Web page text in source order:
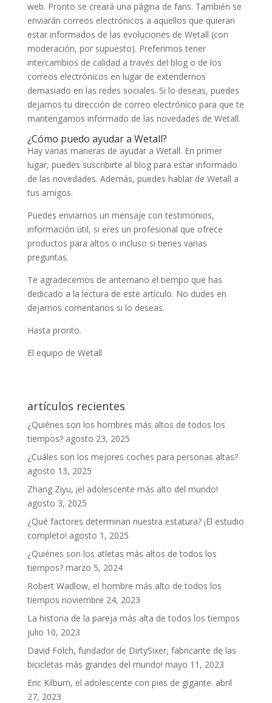
web. Pronto se creará una página de fans. También se
enviarán correos electrónicos a aquellos que quieran
estar informados de las evoluciones de Wetall (con
moderación, por supuesto). Preferimos tener
intercambios de calidad a través del blog o de los
correos electrónicos en lugar de extendernos
demasiado en las redes sociales. Si lo deseas, puedes
dejarnos tu dirección de correo electrónico para que te
mantengamos informado de las novedades de Wetall.
¿Cómo puedo ayudar a Wetall?
Hay varias maneras de ayudar a Wetall. En primer
lugar, puedes suscribirte al blog para estar informado
de las novedades. Además, puedes hablar de Wetall a
tus amigos.
Puedes enviarnos un mensaje con testimonios,
información útil, si eres un profesional que ofrece
productos para altos o incluso si tienes varias
preguntas.
Te agradecemos de antemano el tiempo que has
dedicado a la lectura de este artículo. No dudes en
dejarnos comentarios si lo deseas.
Hasta pronto.
El equipo de Wetall
artículos recientes
¿Quiénes son los hombres más altos de todos los
tiempos? agosto 23, 2025
¿Cuáles son los mejores coches para personas altas?
agosto 13, 2025
Zhang Ziyu, ¡el adolescente más alto del mundo!
agosto 3, 2025
¿Qué factores determinan nuestra estatura? ¡El estudio
completo! agosto 1, 2025
¿Quiénes son los atletas más altos de todos los
tiempos? marzo 5, 2024
Robert Wadlow, el hombre más alto de todos los
tiempos noviembre 24, 2023
La historia de la pareja más alta de todos los tiempos
julio 10, 2023
David Folch, fundador de DirtySixer, fabricante de las
bicicletas más grandes del mundo! mayo 11, 2023
Eric Kilburn, el adolescente con pies de gigante. abril
27, 2023